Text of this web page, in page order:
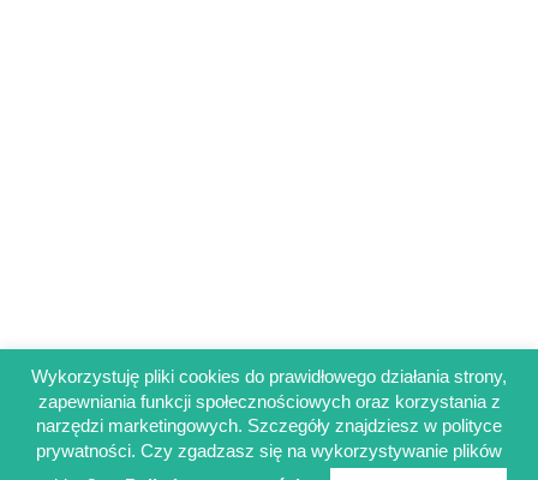
Regulamin sklepu
Polityka prywatności
Obowiązek informacyjny RODO
Wykorzystuję pliki cookies do prawidłowego działania strony,
zapewniania funkcji społecznościowych oraz korzystania z
narzędzi marketingowych. Szczegóły znajdziesz w polityce
prywatności. Czy zgadzasz się na wykorzystywanie plików